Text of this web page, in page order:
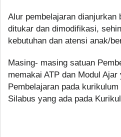
Alur pembelajaran
ditukar dan dimodifikasi,
kebutuhan dan atensi anak/
Masing- masing satuan
memakai ATP dan Modul
Pembelajaran pada
Silabus yang ada pada